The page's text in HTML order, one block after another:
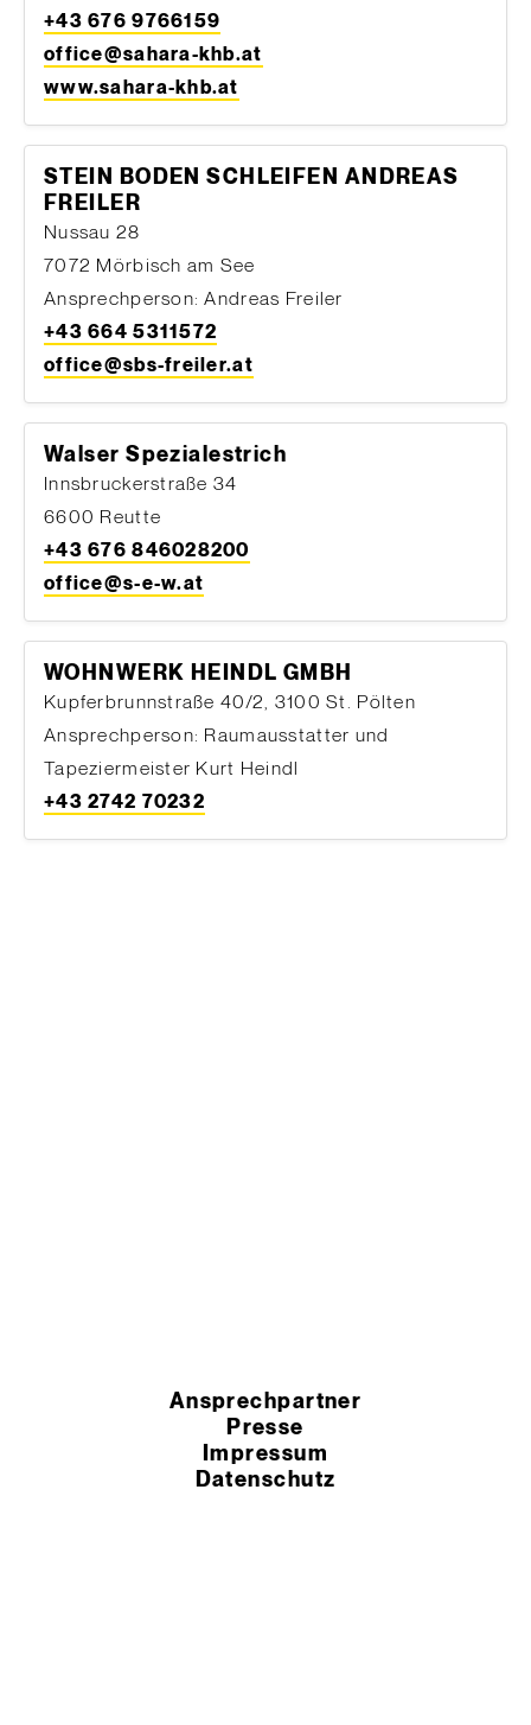
+43 676 9766159
office@sahara-khb.at
www.sahara-khb.at
STEIN BODEN SCHLEIFEN ANDREAS
FREILER
Nussau 28
7072 Mörbisch am See
Ansprechperson: Andreas Freiler
+43 664 5311572
office@sbs-freiler.at
Walser Spezialestrich
Innsbruckerstraße 34
6600 Reutte
+43 676 846028200
office@s-e-w.at
WOHNWERK HEINDL GMBH
Kupferbrunnstraße 40/2, 3100 St. Pölten
Ansprechperson: Raumausstatter und
Tapeziermeister Kurt Heindl
+43 2742 70232
Ansprechpartner
Presse
Impressum
Datenschutz